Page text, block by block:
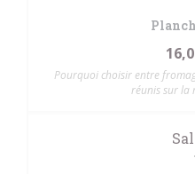
Pourquoi choisir entre
réunis sur la